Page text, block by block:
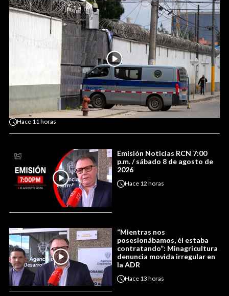
Hace 11 horas
Emisión Noticias RCN 7:00
p.m. / sábado 8 de agosto de
2026
Hace 12 horas
“Mientras nos
posesionábamos, él estaba
contratando”: Minagricultura
denuncia movida irregular en
la ADR
Hace 13 horas